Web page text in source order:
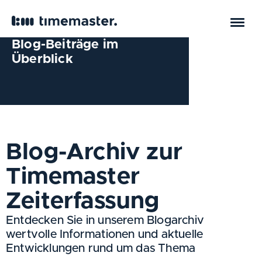
Blog-Beiträge im
Überblick
Blog-Archiv zur
Timemaster
Zeiterfassung
Entdecken Sie in unserem Blogarchiv
wertvolle Informationen und aktuelle
Entwicklungen rund um das Thema